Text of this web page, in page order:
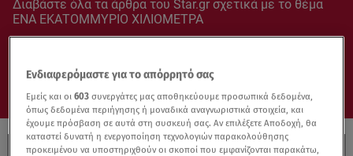
Διαβάστε όλα τα άρθρα του Star.gr σχετικά με το θέμα
ΕΝΑ ΕΚΑΤΟΜΜΥΡΙΟ ΧΙΛΙΟΜΕΤΡΑ
Ενδιαφερόμαστε για το απόρρητό σας
Εμείς και οι603 συνεργάτες μας αποθηκεύουμε προσωπικά δεδομένα,
όπως δεδομένα περιήγησης ή μοναδικά αναγνωριστικά στοιχεία, και
έχουμε πρόσβαση σε αυτά στη συσκευή σας. Αν επιλέξετε Αποδοχή, θα
καταστεί δυνατή η ενεργοποίηση τεχνολογιών παρακολούθησης
προκειμένου να υποστηριχθούν οι σκοποί που εμφανίζονται παρακάτω,